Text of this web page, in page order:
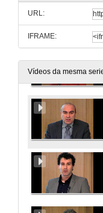
URL:
IFRAME:
Vídeos da mesma